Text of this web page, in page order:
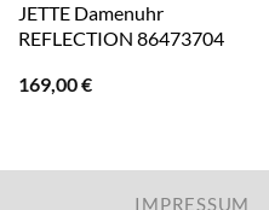
JETTE Damenuhr
REFLECTION 86473704
169,00€
IMPRESSUM